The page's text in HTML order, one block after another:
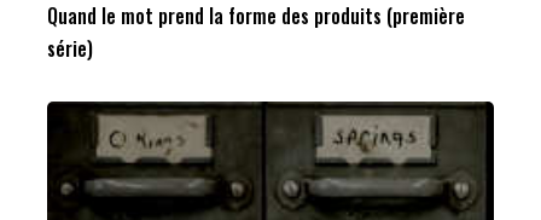
Quand le mot prend la forme des produits (première
série)